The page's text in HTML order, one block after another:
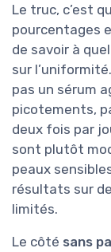
Le truc, c’est
pourcentages
de savoir à
sur
pas un sérum
picotements,
deux fois par
sont plutôt
peaux
résultats sur
limités.
Le côté sans